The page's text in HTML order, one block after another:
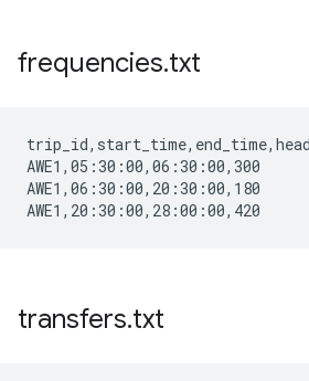
frequencies.txt
AWE1,05:30:00,06:30:00,300
AWE1,06:30:00,20:30:00,180
transfers.txt